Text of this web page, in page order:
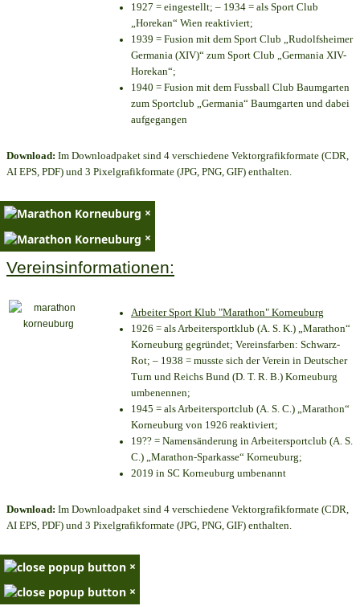
1927 = eingestellt; – 1934 = als Sport Club
„Horekan“ Wien reaktiviert;
1939 = Fusion mit dem Sport Club „Rudolfsheimer
Germania (XIV)“ zum Sport Club „Germania XIV-
Horekan“;
1940 = Fusion mit dem Fussball Club Baumgarten
zum Sportclub „Germania“ Baumgarten und dabei
aufgegangen
Download: Im Downloadpaket sind 4 verschiedene Vektorgrafikformate (CDR,
AI EPS, PDF) und 3 Pixelgrafikformate (JPG, PNG, GIF) enthalten.
×
×
Vereinsinformationen:
Arbeiter Sport Klub "Marathon" Korneuburg
1926 = als Arbeitersportklub (A. S. K.) „Marathon“
Korneuburg gegründet; Vereinsfarben: Schwarz-
Rot; – 1938 = musste sich der Verein in Deutscher
Turn und Reichs Bund (D. T. R. B.) Korneuburg
umbenennen;
1945 = als Arbeitersportclub (A. S. C.) „Marathon“
Korneuburg von 1926 reaktiviert;
19?? = Namensänderung in Arbeitersportclub (A. S.
C.) „Marathon-Sparkasse“ Korneuburg;
2019 in SC Korneuburg umbenannt
Download: Im Downloadpaket sind 4 verschiedene Vektorgrafikformate (CDR,
AI EPS, PDF) und 3 Pixelgrafikformate (JPG, PNG, GIF) enthalten.
×
×